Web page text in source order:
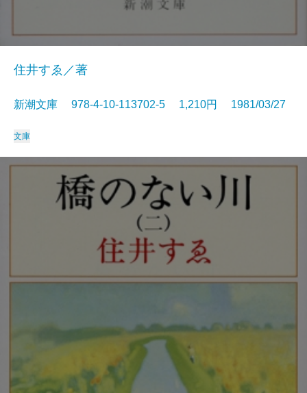
住井すゑ／著
新潮文庫 978-4-10-113702-5 1,210円 1981/03/27
文庫